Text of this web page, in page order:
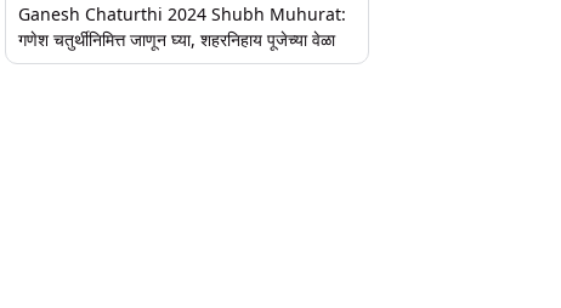
Ganesh Chaturthi 2024 Shubh Muhurat:
गणेश चतुर्थीनिमित्त जाणून घ्या, शहरनिहाय पूजेच्या वेळा